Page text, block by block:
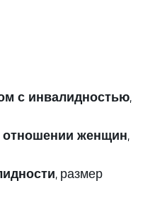
с инвалидностью,
отношении женщин,
, размер